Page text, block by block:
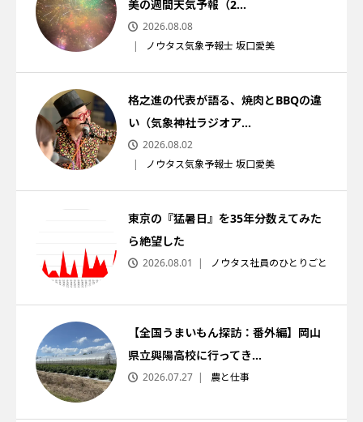
美の週間天気予報（2...
2026.08.08
ノウタス気象予報士 坂口愛美
格之進の代表が語る、焼肉とBBQの違
い（気象神社ラジオア...
2026.08.02
ノウタス気象予報士 坂口愛美
東京の『猛暑日』を35年分数えてみた
ら絶望した
2026.08.01 ノウタス社員のひとりごと
【全国うまいもん探訪：番外編】岡山
県立興陽高校に行ってき...
2026.07.27 農と仕事